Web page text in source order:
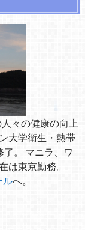
々の健康の向上
大学衛生・熱帯
。 マニラ、ワ
は東京勤務。
ルへ。